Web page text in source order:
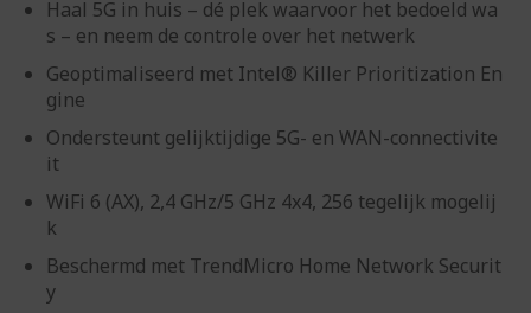
Haal 5G in huis – dé plek waarvoor het bedoeld wa
s – en neem de controle over het netwerk
Geoptimaliseerd met Intel® Killer Prioritization En
gine
Ondersteunt gelijktijdige 5G- en WAN-connectivite
it
WiFi 6 (AX), 2,4 GHz/5 GHz 4x4, 256 tegelijk mogelij
k
Beschermd met TrendMicro Home Network Securit
y